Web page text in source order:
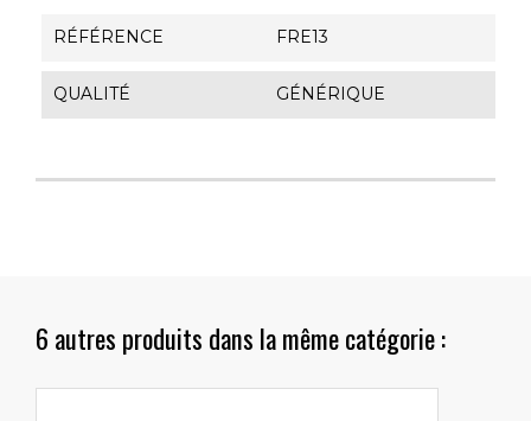
RÉFÉRENCE FRE13
QUALITÉ GÉNÉRIQUE
6 autres produits dans la même catégorie :